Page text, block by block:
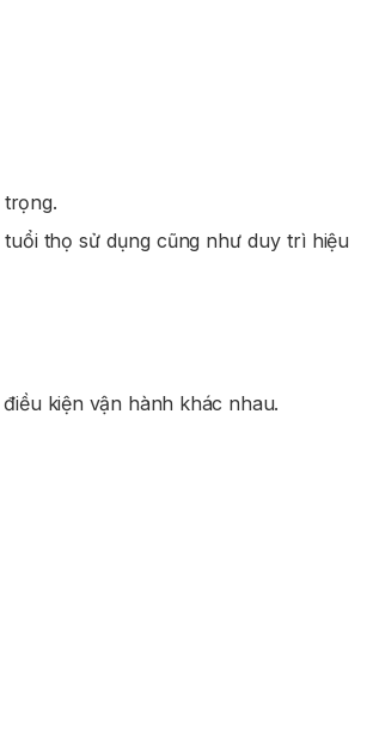
thọ sử dụng cũng như duy trì hiệu
kiện vận hành khác nhau.